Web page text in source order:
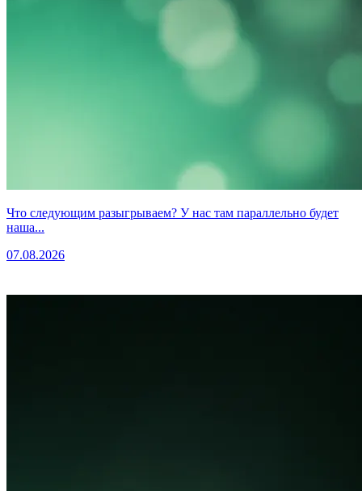
Что следующим разыгрываем? У нас там параллельно будет
наша...
07.08.2026